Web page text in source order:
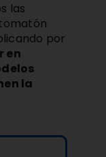
las
por
en
la